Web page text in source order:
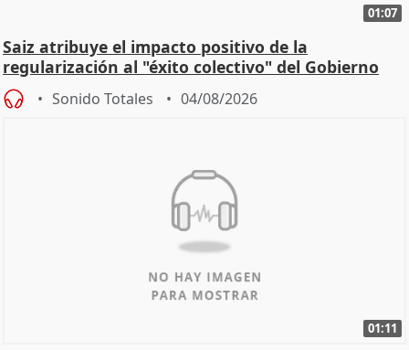
01:07
Saiz atribuye el impacto positivo de la
regularización al "éxito colectivo" del Gobierno
Sonido Totales 04/08/2026
01:11